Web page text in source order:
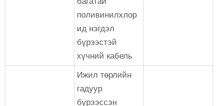
поливинилхлор
ид нэгдэл
бүрээстэй
хүчний кабель
Ижил төрлийн
гадуур
бүрээссэн